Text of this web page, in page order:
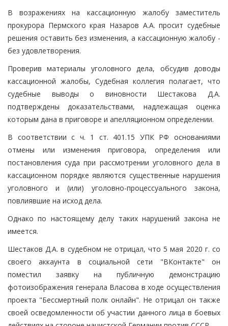
В возражениях на кассационную жалобу заместитель
прокурора Пермского края Назаров А.А. просит судебные
решения оставить без изменения, а кассационную жалобу -
без удовлетворения.
Проверив материалы уголовного дела, обсудив доводы
кассационной жалобы, Судебная коллегия полагает, что
судебные выводы о виновности Шестакова Д.А.
подтверждены доказательствами, надлежащая оценка
которым дана в приговоре и апелляционном определении.
В соответствии с ч. 1 ст. 401.15 УПК РФ основаниями
отмены или изменения приговора, определения или
постановления суда при рассмотрении уголовного дела в
кассационном порядке являются существенные нарушения
уголовного и (или) уголовно-процессуального закона,
повлиявшие на исход дела.
Однако по настоящему делу таких нарушений закона не
имеется.
Шестаков Д.А. в судебном не отрицал, что 5 мая 2020 г. со
своего аккаунта в социальной сети "ВКонтакте" он
поместил заявку на публичную демонстрацию
фотоизображения генерала Власова в ходе осуществления
проекта "Бессмертный полк онлайн". Не отрицал он также
своей осведомленности об участии данного лица в боевых